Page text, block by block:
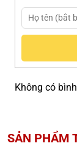
Không có
SẢN PHẨM